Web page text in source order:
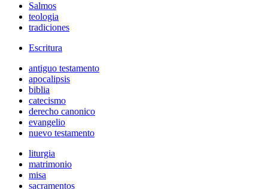
Salmos
teologia
tradiciones
Escritura
antiguo testamento
apocalipsis
biblia
catecismo
derecho canonico
evangelio
nuevo testamento
liturgia
matrimonio
misa
sacramentos